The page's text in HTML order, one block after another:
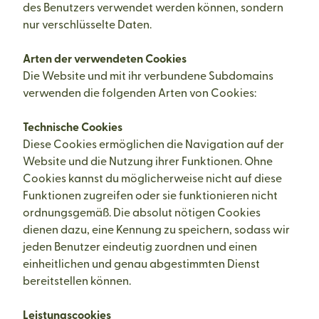
des Benutzers verwendet werden können, sondern
nur verschlüsselte Daten.
Arten der verwendeten Cookies
Die Website und mit ihr verbundene Subdomains
verwenden die folgenden Arten von Cookies:
Technische Cookies
Diese Cookies ermöglichen die Navigation auf der
Website und die Nutzung ihrer Funktionen. Ohne
Cookies kannst du möglicherweise nicht auf diese
Funktionen zugreifen oder sie funktionieren nicht
ordnungsgemäß. Die absolut nötigen Cookies
dienen dazu, eine Kennung zu speichern, sodass wir
jeden Benutzer eindeutig zuordnen und einen
einheitlichen und genau abgestimmten Dienst
bereitstellen können.
Leistungscookies